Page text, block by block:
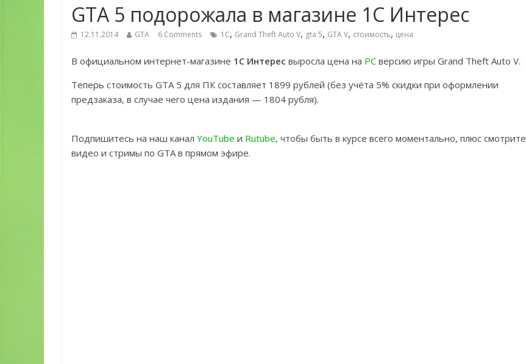
GTA 5 подорожала в магазине 1С Интерес
12.11.2014 GTA 6 Comments 1C, Grand Theft Auto V, gta 5, GTA V, стоимость, цена
В официальном интернет-магазине 1С Интерес выросла цена на PC версию игры Grand Theft Auto V.
Теперь стоимость GTA 5 для ПК составляет 1899 рублей (без учёта 5% скидки при оформлении
предзаказа, в случае чего цена издания — 1804 рубля).
Подпишитесь на наш канал YouTube и Rutube, чтобы быть в курсе всего моментально, плюс смотрите
видео и стримы по GTA в прямом эфире.